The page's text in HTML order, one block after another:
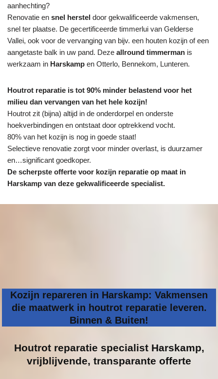
aanhechting?
Renovatie en snel herstel door gekwalificeerde vakmensen,
snel ter plaatse. De gecertificeerde timmerlui van Gelderse
Vallei, ook voor de vervanging van bijv. een houten kozijn of een
aangetaste balk in uw pand. Deze allround timmerman is
werkzaam in Harskamp en Otterlo, Bennekom, Lunteren.
Houtrot reparatie is tot 90% minder belastend voor het
milieu dan vervangen van het hele kozijn!
Houtrot zit (bijna) altijd in de onderdorpel en onderste
hoekverbindingen en ontstaat door optrekkend vocht.
80% van het kozijn is nog in goede staat!
Selectieve renovatie zorgt voor minder overlast, is duurzamer
en…significant goedkoper.
De scherpste offerte voor kozijn reparatie op maat in
Harskamp van deze gekwalificeerde specialist.
Kozijn repareren in Harskamp: Vakmensen
die maatwerk in houtrot reparatie leveren.
Binnen & Buiten!
Houtrot reparatie specialistHarskamp,
vrijblijvende, transparante offerte